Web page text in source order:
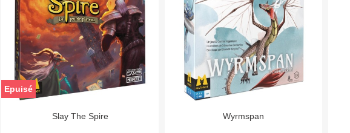
Aperçu rapide
Slay The Spire
Epuisé
Aperçu rapide
Wyrmspan